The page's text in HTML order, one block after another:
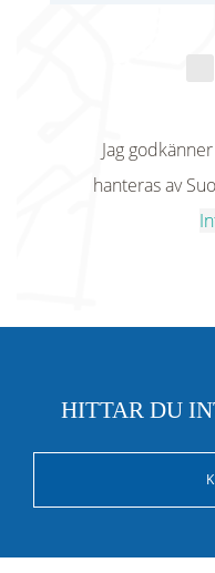
Jag
hanteras av
HITTAR DU